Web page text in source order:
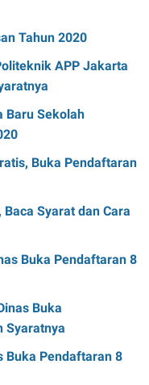
Tahun 2020
APP Jakarta
Baru Sekolah
Buka Pendaftaran
Syarat dan Cara
Buka Pendaftaran 8
Buka
Syaratnya
Buka Pendaftaran 8